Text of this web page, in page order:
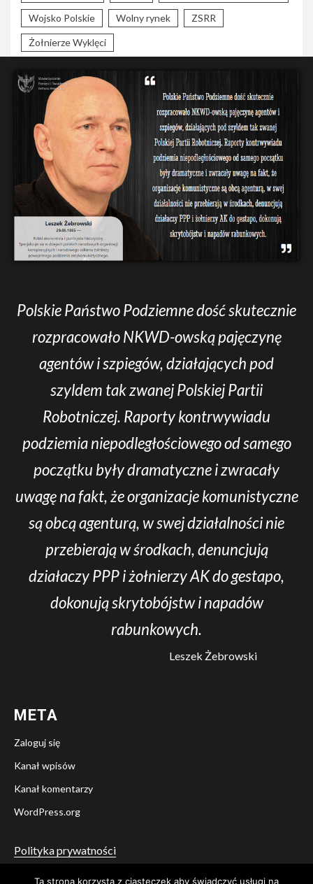
Wojsko Polskie Wolny rynek ZSRR
Żołnierze Wyklęci
Polskie Państwo Podziemne dość skutecznie
rozpracowało NKWD-owską pajęczynę
agentów i szpiegów, działających pod
szyldem tak zwanej Polskiej Partii
Robotniczej. Raporty kontrwywiadu
podziemia niepodległościowego od samego
początku były dramatyczne i zwracały
uwagę na fakt, że organizacje komunistyczne
są obcą agenturą, w swej działalności nie
przebierają w środkach, denuncjują
działaczy PPP i żołnierzy AK do gestapo,
dokonują skrytobójstw i napadów
rabunkowych.
Leszek Żebrowski
META
Zaloguj się
Kanał wpisów
Kanał komentarzy
WordPress.org
Polityka prywatności
Ta strona korzysta z ciasteczek aby świadczyć usługi na